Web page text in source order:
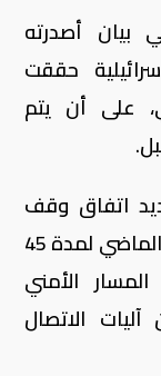
بيان أصدرته
حققت
على أن يتم
اتفاق وقف
الأعمال العدائية الموقع في 16 أبريل الماضي لمدة 45
الأمني
الاتصال